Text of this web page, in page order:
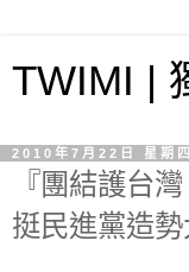
TWIMI |
2010年7月22日 星期四
『團結護台
挺民進黨造